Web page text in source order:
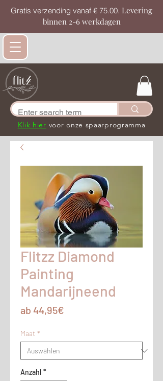
Gratis verzending vanaf € 75.00. Levering
binnen 2-6 werkdagen
Klik hier voor onze spaarprogramma
Flitzz Diamond
Painting
Mandarijneend
ab 44,95€
Maat *
Anzahl *